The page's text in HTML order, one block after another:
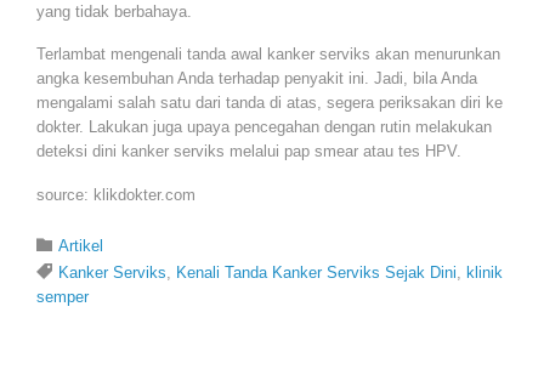
yang tidak berbahaya.
Terlambat mengenali tanda awal kanker serviks akan menurunkan
angka kesembuhan Anda terhadap penyakit ini. Jadi, bila Anda
mengalami salah satu dari tanda di atas, segera periksakan diri ke
dokter. Lakukan juga upaya pencegahan dengan rutin melakukan
deteksi dini kanker serviks melalui pap smear atau tes HPV.
source: klikdokter.com
 Category
Artikel
 Tags
Kanker Serviks, Kenali Tanda Kanker Serviks Sejak Dini, klinik
semper